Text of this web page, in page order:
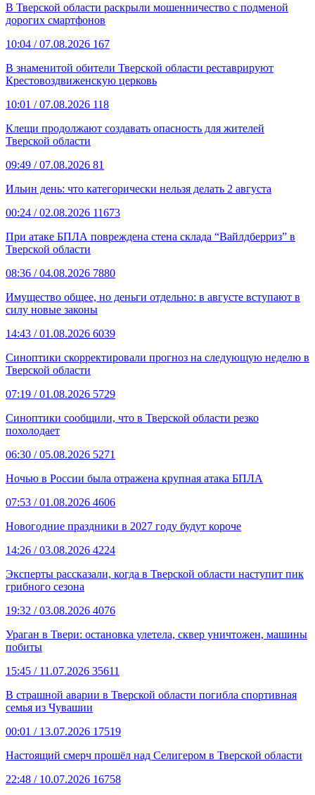
В Тверской области раскрыли мошенничество с подменой
дорогих смартфонов
10:04 / 07.08.2026 167
В знаменитой обители Тверской области реставрируют
Крестовоздвиженскую церковь
10:01 / 07.08.2026 118
Клещи продолжают создавать опасность для жителей
Тверской области
09:49 / 07.08.2026 81
Ильин день: что категорически нельзя делать 2 августа
00:24 / 02.08.2026 11673
При атаке БПЛА повреждена стена склада “Вайлдберриз” в
Тверской области
08:36 / 04.08.2026 7880
Имущество общее, но деньги отдельно: в августе вступают в
силу новые законы
14:43 / 01.08.2026 6039
Синоптики скорректировали прогноз на следующую неделю в
Тверской области
07:19 / 01.08.2026 5729
Синоптики сообщили, что в Тверской области резко
похолодает
06:30 / 05.08.2026 5271
Ночью в России была отражена крупная атака БПЛА
07:53 / 01.08.2026 4606
Новогодние праздники в 2027 году будут короче
14:26 / 03.08.2026 4224
Эксперты рассказали, когда в Тверской области наступит пик
грибного сезона
19:32 / 03.08.2026 4076
Ураган в Твери: остановка улетела, сквер уничтожен, машины
побиты
15:45 / 11.07.2026 35611
В страшной аварии в Тверской области погибла спортивная
семья из Чувашии
00:01 / 13.07.2026 17519
Настоящий смерч прошёл над Селигером в Тверской области
22:48 / 10.07.2026 16758